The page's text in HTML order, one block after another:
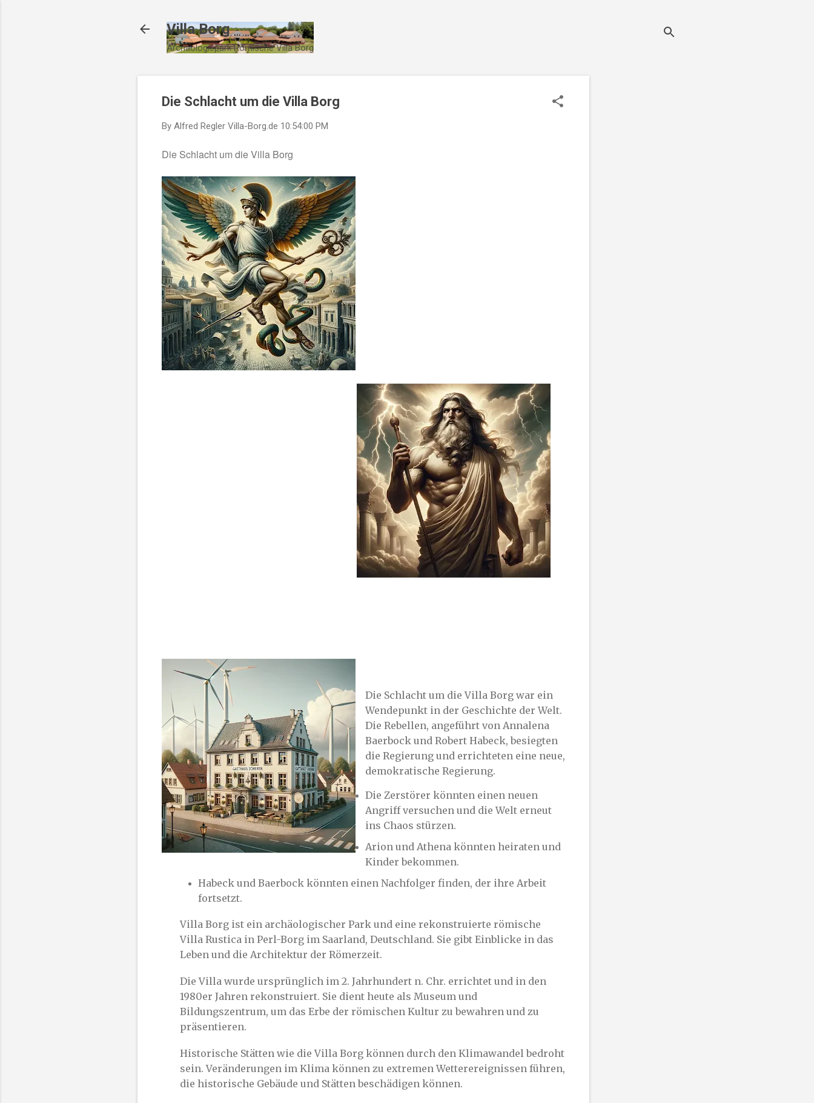
Villa Borg
Archäologiepark Römische Villa Borg
Die Schlacht um die Villa Borg
By Alfred Regler Villa-Borg.de 10:54:00 PM
Die Schlacht um die Villa Borg
Die Schlacht um die Villa Borg war ein
Wendepunkt in der Geschichte der Welt.
Die Rebellen, angeführt von Annalena
Baerbock und Robert Habeck, besiegten
die Regierung und errichteten eine neue,
demokratische Regierung.
Die Zerstörer könnten einen neuen
Angriff versuchen und die Welt erneut
ins Chaos stürzen.
Arion und Athena könnten heiraten und
Kinder bekommen.
Habeck und Baerbock könnten einen Nachfolger finden, der ihre Arbeit
fortsetzt.
Villa Borg ist ein archäologischer Park und eine rekonstruierte römische
Villa Rustica in Perl-Borg im Saarland, Deutschland. Sie gibt Einblicke in das
Leben und die Architektur der Römerzeit.
Die Villa wurde ursprünglich im 2. Jahrhundert n. Chr. errichtet und in den
1980er Jahren rekonstruiert. Sie dient heute als Museum und
Bildungszentrum, um das Erbe der römischen Kultur zu bewahren und zu
präsentieren.
Historische Stätten wie die Villa Borg können durch den Klimawandel bedroht
sein. Veränderungen im Klima können zu extremen Wetterereignissen führen,
die historische Gebäude und Stätten beschädigen können.